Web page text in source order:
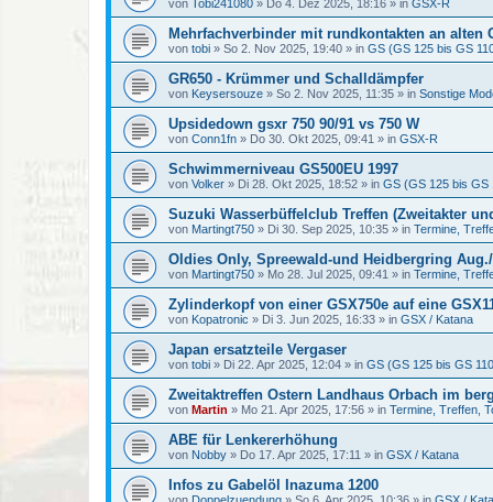
von Tobi241080 » Do 4. Dez 2025, 18:16 » in GSX-R
Mehrfachverbinder mit rundkontakten an alten
von tobi » So 2. Nov 2025, 19:40 » in GS (GS 125 bis GS
GR650 - Krümmer und Schalldämpfer
von Keysersouze » So 2. Nov 2025, 11:35 » in Sonstige
Upsidedown gsxr 750 90/91 vs 750 W
von Conn1fn » Do 30. Okt 2025, 09:41 » in GSX-R
Schwimmerniveau GS500EU 1997
von Volker » Di 28. Okt 2025, 18:52 » in GS (GS 125 bis GS
Suzuki Wasserbüffelclub Treffen (Zweitakter
von Martingt750 » Di 30. Sep 2025, 10:35 » in Termine,
Oldies Only, Spreewald-und Heidbergring
von Martingt750 » Mo 28. Jul 2025, 09:41 » in Termine,
Zylinderkopf von einer GSX750e auf eine
von Kopatronic » Di 3. Jun 2025, 16:33 » in GSX / Katana
Japan ersatzteile Vergaser
von tobi » Di 22. Apr 2025, 12:04 » in GS (GS 125 bis GS
Zweitaktreffen Ostern Landhaus Orbach im
von Martin » Mo 21. Apr 2025, 17:56 » in Termine, Treffen,
ABE für Lenkererhöhung
von Nobby » Do 17. Apr 2025, 17:11 » in GSX / Katana
Infos zu Gabelöl Inazuma 1200
von Doppelzuendung » So 6. Apr 2025, 10:36 » in GSX /